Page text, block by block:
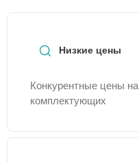
Низкие цены
Конкурентные цены
комплектующих